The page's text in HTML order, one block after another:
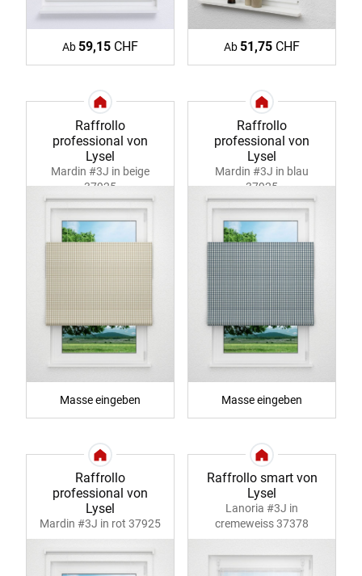
Ab 59,15 CHF Ab 51,75 CHF
Raffrollo
professional von
Lysel
Mardin #3J in beige
37925
Masse eingeben
Raffrollo
professional von
Lysel
Mardin #3J in blau
37925
Masse eingeben
Raffrollo
professional von
Lysel
Mardin #3J in rot 37925
Raffrollo smart von
Lysel
Lanoria #3J in
cremeweiss 37378